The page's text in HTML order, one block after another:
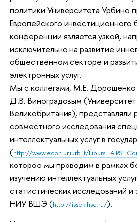
политики Университета Урбино
Европейского инвестиционного
конференции является узкой,
исключительно на развитие
общественном секторе и
электронных услуг.
Мы с коллегами, М.Е.
Д.В. Виноградовым
Великобритания), представляли
совместного исследования
интеллектуальных услуг в
(http://www.econ.uniurb.it/Eiburs-
которое мы проводим в рамках
изучению интеллектуальных
статистических исследований и
НИУ ВШЭ (http://issek.hse.ru/).